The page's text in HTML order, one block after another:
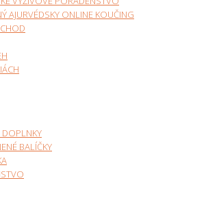
AJURVÉDSKY ONLINE KOUČING
BALÍČKY